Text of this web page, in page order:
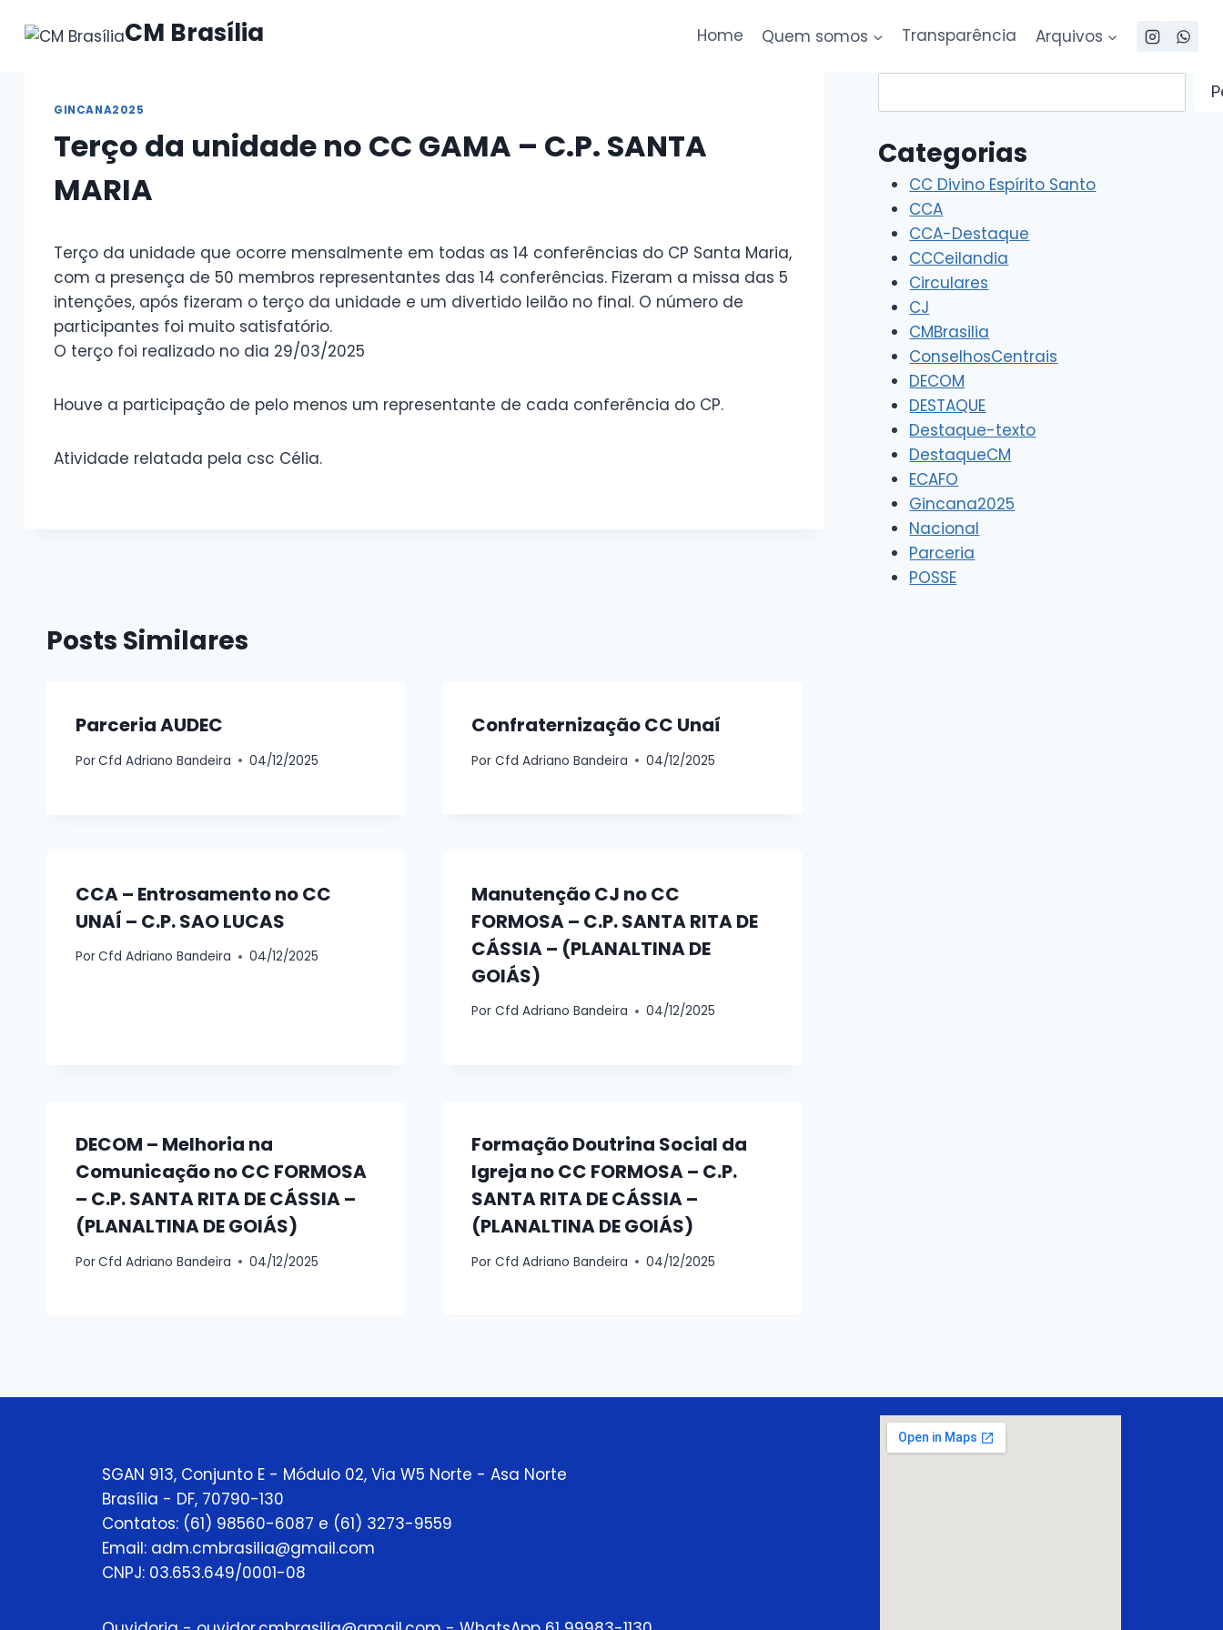
para
CM Brasília Home Quem somos Transparência Arquivos
GINCANA2025
Terço da unidade no CC GAMA – C.P. SANTA
MARIA
Terço da unidade que ocorre mensalmente em todas as 14 conferências do CP Santa Maria,
com a presença de 50 membros representantes das 14 conferências. Fizeram a missa das 5
intenções, após fizeram o terço da unidade e um divertido leilão no final. O número de
participantes foi muito satisfatório.
O terço foi realizado no dia 29/03/2025
Houve a participação de pelo menos um representante de cada conferência do CP.
Atividade relatada pela csc Célia.
Posts Similares
Parceria AUDEC
PorCfd Adriano Bandeira 04/12/2025
Confraternização CC Unaí
Por Cfd Adriano Bandeira 04/12/2025
CCA – Entrosamento no CC
UNAÍ – C.P. SAO LUCAS
PorCfd Adriano Bandeira 04/12/2025
Manutenção CJ no CC
FORMOSA – C.P. SANTA RITA DE
CÁSSIA – (PLANALTINA DE
GOIÁS)
Por Cfd Adriano Bandeira 04/12/2025
DECOM – Melhoria na
Comunicação no CC FORMOSA
– C.P. SANTA RITA DE CÁSSIA –
(PLANALTINA DE GOIÁS)
PorCfd Adriano Bandeira 04/12/2025
Formação Doutrina Social da
Igreja no CC FORMOSA – C.P.
SANTA RITA DE CÁSSIA –
(PLANALTINA DE GOIÁS)
Por Cfd Adriano Bandeira 04/12/2025
Categorias
CC Divino Espírito Santo
CCA
CCA-Destaque
CCCeilandia
Circulares
CJ
CMBrasilia
ConselhosCentrais
DECOM
DESTAQUE
Destaque-texto
DestaqueCM
ECAFO
Gincana2025
Nacional
Parceria
POSSE
SGAN 913, Conjunto E - Módulo 02, Via W5 Norte - Asa Norte
Brasília - DF, 70790-130
Contatos: (61) 98560-6087 e (61) 3273-9559
Email: adm.cmbrasilia@gmail.com
CNPJ: 03.653.649/0001-08